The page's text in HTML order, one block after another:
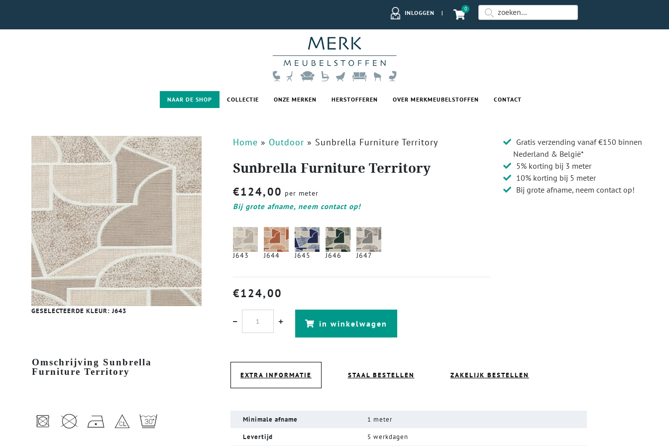
INLOGGEN |
0
NAAR DE SHOP COLLECTIE ONZE MERKEN HERSTOFFEREN OVER MERKMEUBELSTOFFEN CONTACT
GESELECTEERDE KLEUR:J643
Home » Outdoor » Sunbrella Furniture Territory
Sunbrella Furniture Territory
€124,00 per meter
Bij grote afname, neem contact op!
J643 J644 J645 J646 J647
€124,00
in winkelwagen
Gratis verzending vanaf €150 binnen
Nederland & België*
5% korting bij 3 meter
10% korting bij 5 meter
Bij grote afname, neem contact op!
Omschrijving Sunbrella
Furniture Territory
EXTRA INFORMATIE STAAL BESTELLEN ZAKELIJK BESTELLEN
Minimale afname 1 meter
Levertijd 5 werkdagen